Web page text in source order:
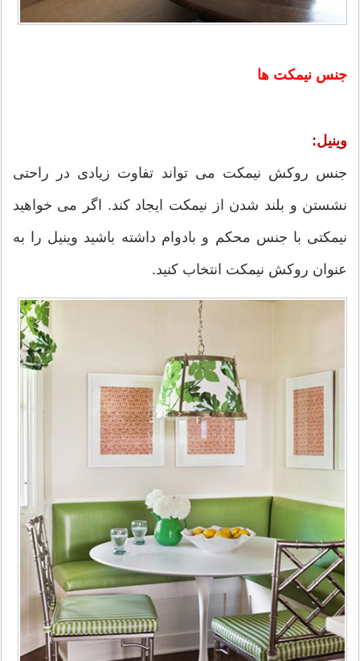
جنس نیمکت ها
وینیل:
جنس روکش نیمکت می تواند تفاوت زیادی در راحتی
نشستن و بلند شدن از نیمکت ایجاد کند. اگر می خواهید
نیمکتی با جنس محکم و بادوام داشته باشید وینیل را به
عنوان روکش نیمکت انتخاب کنید.